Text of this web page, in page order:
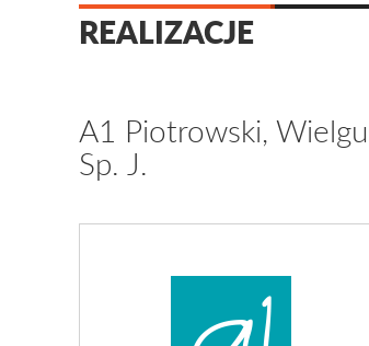
REALIZACJE
A1 Piotrowski,
Sp. J.